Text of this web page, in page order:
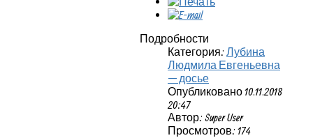
Подробности
Категория: Лубина
Людмила Евгеньевна
— досье
Опубликовано 10.11.2018
20:47
Автор: Super User
Просмотров: 174